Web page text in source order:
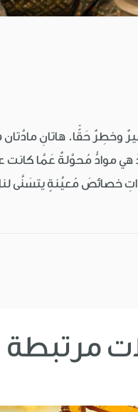
حَقًّا. هاتانِ مادَّتان
موادُّ مُحوَّلةٌ عَمَّا كانت
خصائصَ مُعيَّنةٍ يتسَنَّى
مرتبطة